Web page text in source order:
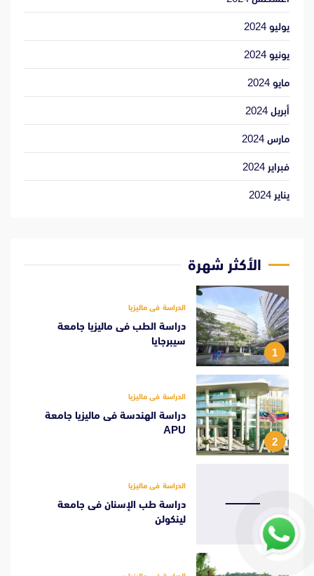
يوليو 2024
يونيو 2024
مايو 2024
أبريل 2024
مارس 2024
فبراير 2024
يناير 2024
الأكثر شهرة
1
الدراسة فى ماليزيا
دراسة الطب فى ماليزيا جامعة
سيبرجايا
2
الدراسة فى ماليزيا
دراسة الهندسة فى ماليزيا جامعة
APU
3
الدراسة فى ماليزيا
دراسة طب الإسنان فى جامعة
لينكولن